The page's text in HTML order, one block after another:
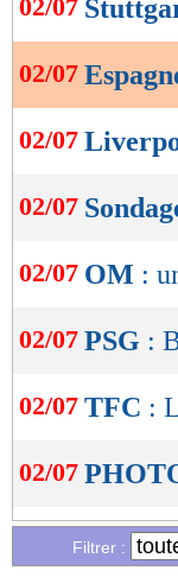
de
OK
02/07
02/07
02/07
02/07
02/07 OM :
02/07 PSG :
02/07 TFC :
02/07
Liste
Filtrer :